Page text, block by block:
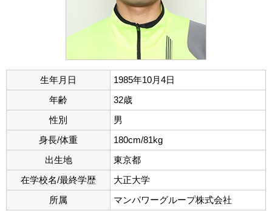
生年月日
1985年10月4日
年齢
32歳
性別
男
身長/体重
180cm/81kg
出生地
東京都
在学校名/最終学歴
大正大学
所属
マンパワーグループ株式会社